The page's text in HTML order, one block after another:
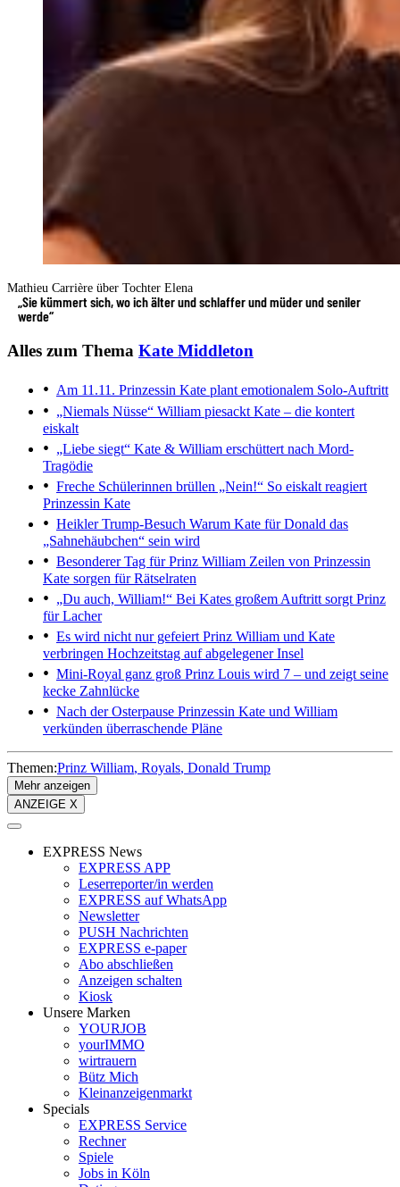
Mathieu Carrière über Tochter Elena
„Sie kümmert sich, wo ich älter und schlaffer und müder und seniler
werde“
Alles zum Thema Kate Middleton
Am 11.11. Prinzessin Kate plant emotionalem Solo-Auftritt
„Niemals Nüsse“ William piesackt Kate – die kontert
eiskalt
„Liebe siegt“ Kate & William erschüttert nach Mord-
Tragödie
Freche Schülerinnen brüllen „Nein!“ So eiskalt reagiert
Prinzessin Kate
Heikler Trump-Besuch Warum Kate für Donald das
„Sahnehäubchen“ sein wird
Besonderer Tag für Prinz William Zeilen von Prinzessin
Kate sorgen für Rätselraten
„Du auch, William!“ Bei Kates großem Auftritt sorgt Prinz
für Lacher
Es wird nicht nur gefeiert Prinz William und Kate
verbringen Hochzeitstag auf abgelegener Insel
Mini-Royal ganz groß Prinz Louis wird 7 – und zeigt seine
kecke Zahnlücke
Nach der Osterpause Prinzessin Kate und William
verkünden überraschende Pläne
Themen:Prinz William Royals Donald Trump
Mehr anzeigen
ANZEIGE X
EXPRESS News
EXPRESS APP
Leserreporter/in werden
EXPRESS auf WhatsApp
Newsletter
PUSH Nachrichten
EXPRESS e-paper
Abo abschließen
Anzeigen schalten
Kiosk
Unsere Marken
YOURJOB
yourIMMO
wirtrauern
Bütz Mich
Kleinanzeigenmarkt
Specials
EXPRESS Service
Rechner
Spiele
Jobs in Köln